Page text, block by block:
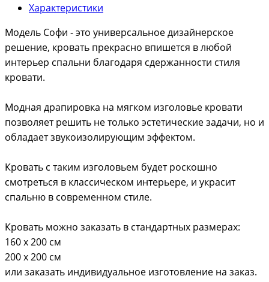
Характеристики
Модель Софи - это универсальное дизайнерское
решение, кровать прекрасно впишется в любой
интерьер спальни благодаря сдержанности стиля
кровати.
Модная драпировка на мягком изголовье кровати
позволяет решить не только эстетические задачи, но и
обладает звукоизолирующим эффектом.
Кровать с таким изголовьем будет роскошно
смотреться в классическом интерьере, и украсит
спальню в современном стиле.
Кровать можно заказать в стандартных размерах:
160 х 200 см
200 х 200 см
или заказать индивидуальное изготовление на заказ.